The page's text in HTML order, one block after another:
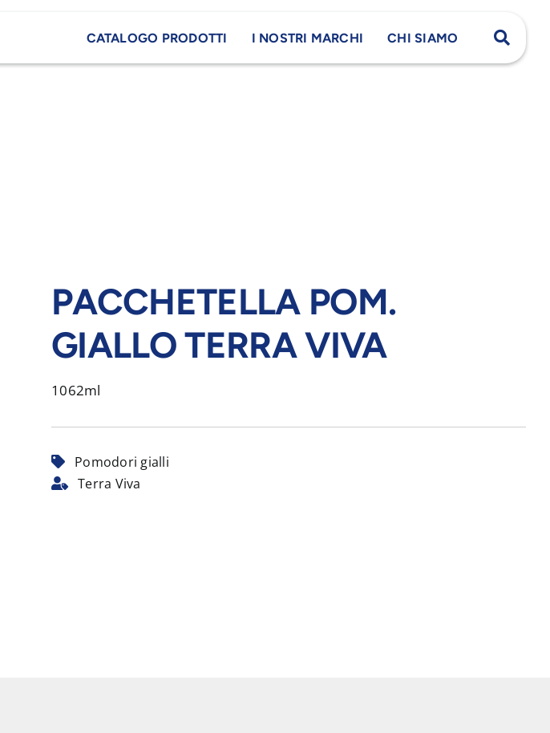
CATALOGO PRODOTTI I NOSTRI MARCHI CHI SIAMO
PACCHETELLA POM.
GIALLO TERRA VIVA
1062ml
Pomodori gialli
Terra Viva